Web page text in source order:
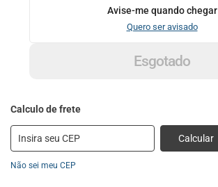
Esgotado
Avise-me quando chegar
Quero ser avisado
Calcular
Não sei meu CEP